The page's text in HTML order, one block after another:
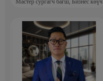
Мастер сургагч багш, Бизнес көүч